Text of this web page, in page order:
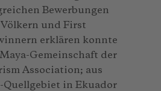
Bewerbungen
und First
erklären konnte
Gemeinschaft der
Association; aus
Quellgebiet in Ekuador